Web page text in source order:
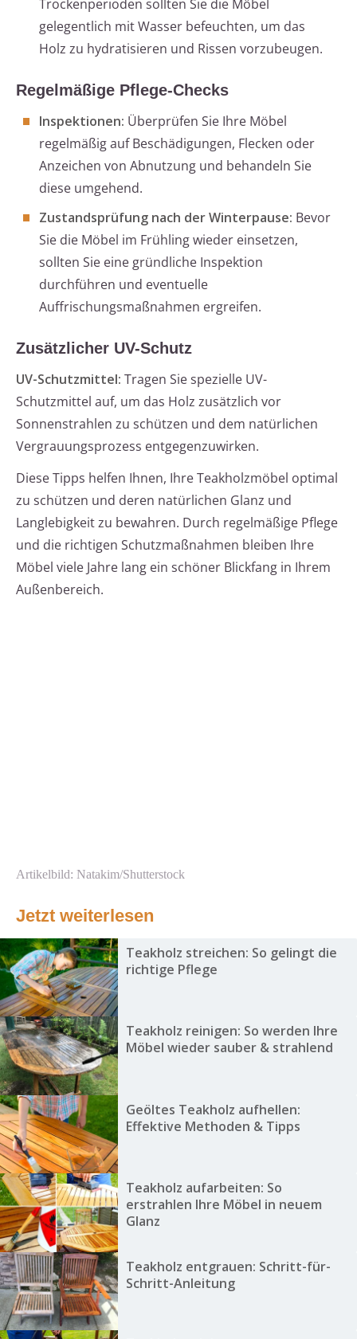
Trockenperioden sollten Sie die Möbel
gelegentlich mit Wasser befeuchten, um das
Holz zu hydratisieren und Rissen vorzubeugen.
Regelmäßige Pflege-Checks
Inspektionen: Überprüfen Sie Ihre Möbel
regelmäßig auf Beschädigungen, Flecken oder
Anzeichen von Abnutzung und behandeln Sie
diese umgehend.
Zustandsprüfung nach der Winterpause: Bevor
Sie die Möbel im Frühling wieder einsetzen,
sollten Sie eine gründliche Inspektion
durchführen und eventuelle
Auffrischungsmaßnahmen ergreifen.
Zusätzlicher UV-Schutz
UV-Schutzmittel: Tragen Sie spezielle UV-
Schutzmittel auf, um das Holz zusätzlich vor
Sonnenstrahlen zu schützen und dem natürlichen
Vergrauungsprozess entgegenzuwirken.
Diese Tipps helfen Ihnen, Ihre Teakholzmöbel optimal
zu schützen und deren natürlichen Glanz und
Langlebigkeit zu bewahren. Durch regelmäßige Pflege
und die richtigen Schutzmaßnahmen bleiben Ihre
Möbel viele Jahre lang ein schöner Blickfang in Ihrem
Außenbereich.
Artikelbild: Natakim/Shutterstock
Jetzt weiterlesen
Teakholz streichen: So gelingt die
richtige Pflege
Teakholz reinigen: So werden Ihre
Möbel wieder sauber & strahlend
Geöltes Teakholz aufhellen:
Effektive Methoden & Tipps
Teakholz aufarbeiten: So
erstrahlen Ihre Möbel in neuem
Glanz
Teakholz entgrauen: Schritt-für-
Schritt-Anleitung